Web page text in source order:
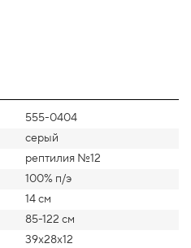
555-0404
серый
рептилия №12
100% п/э
14 см
85-122 см
39х28х12